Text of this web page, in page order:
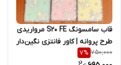
قاب سامسونگ S20 FE مرواریدی
طرح پروانه | کاور فانتزی نگین‌دار
با فریم کروم (نقد و اقساط)
750,000
7%